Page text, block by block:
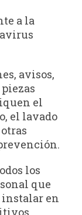
a la
avisos,
el
el lavado
los
que
instalar en